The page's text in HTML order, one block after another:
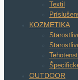
Textil
KOZMETIKA
OUTDOOR